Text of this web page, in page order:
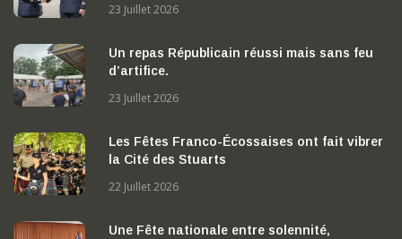
GEORGES MADON »
23 Juillet 2026
Un repas Républicain réussi mais sans feu
d’artifice.
23 Juillet 2026
Les Fêtes Franco-Écossaises ont fait vibrer
la Cité des Stuarts
22 Juillet 2026
Une Fête nationale entre solennité,